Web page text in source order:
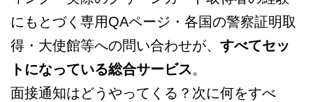
にもとづく専用QAページ・各国の警察証明取
得・大使館等への問い合わせが、 すべてセッ
トになっている総合サービス。
面接通知はどうやってくる？次に何をすべ